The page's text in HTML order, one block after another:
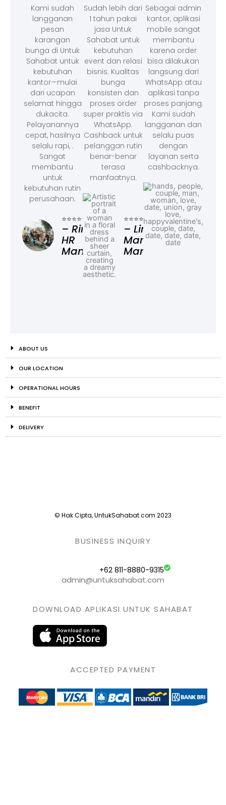
Kami sudah
langganan
pesan
karangan
bunga di Untuk
Sahabat untuk
kebutuhan
kantor—mulai
dari ucapan
selamat hingga
dukacita.
Pelayanannya
cepat, hasilnya
selalu rapi, .
Sangat
membantu
untuk
kebutuhan rutin
perusahaan.
⭐⭐⭐⭐⭐
– Rina,
HR
Manager
Sudah lebih dari
1 tahun pakai
jasa Untuk
Sahabat untuk
kebutuhan
event dan relasi
bisnis. Kualitas
bunga
konsisten dan
proses order
super praktis via
WhatsApp.
Cashback untuk
pelanggan rutin
benar-benar
terasa
manfaatnya.
⭐⭐⭐⭐⭐
– Linda,
Marketing
Manager
Sebagai admin
kantor, aplikasi
mobile sangat
membantu
karena order
bisa dilakukan
langsung dari
WhatsApp atau
aplikasi tanpa
proses panjang.
Kami sudah
langganan dan
selalu puas
dengan
layanan serta
cashbacknya.
ABOUT US
OUR LOCATION
OPERATIONAL HOURS
BENEFIT
DELIVERY
© Hak Cipta, UntukSahabat.com 2023
BUSINESS INQUIRY
+62 811-8880-9315
admin@untuksahabat.com
DOWNLOAD APLIKASI UNTUK SAHABAT
ACCEPTED PAYMENT